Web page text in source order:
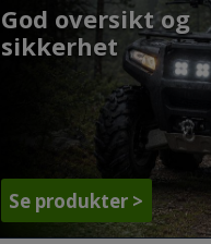
God oversikt og
sikkerhet